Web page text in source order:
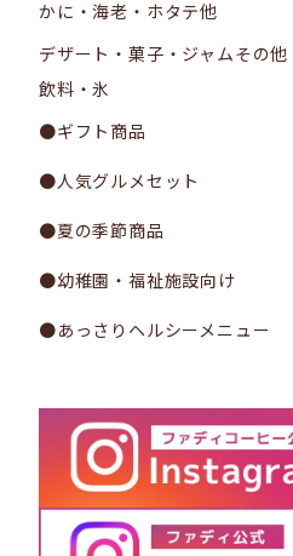
かに・海老・ホタテ他
デザート・菓子・ジャムその他
飲料・氷
●ギフト商品
●人気グルメセット
●夏の季節商品
●幼稚園・福祉施設向け
●あっさりヘルシーメニュー